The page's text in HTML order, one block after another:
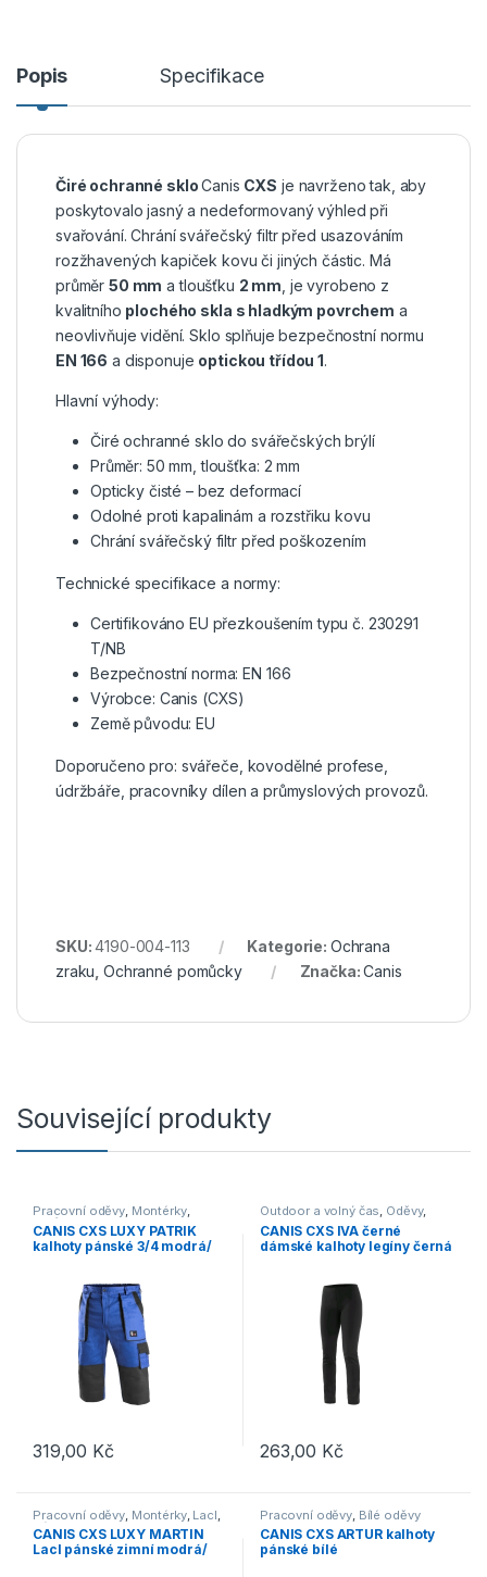
Popis Specifikace
Čiré ochranné skloCanis CXS je navrženo tak, aby
poskytovalo jasný a nedeformovaný výhled při
svařování. Chrání svářečský filtr před usazováním
rozžhavených kapiček kovu či jiných částic. Má
průměr50 mm a tloušťku 2 mm , je vyrobeno z
kvalitního plochého skla s hladkým povrchem a
neovlivňuje vidění. Sklo splňuje bezpečnostní normu
EN 166 a disponuje optickou třídou 1.
Hlavní výhody:
Čiré ochranné sklo do svářečských brýlí
Průměr: 50 mm, tloušťka: 2 mm
Opticky čisté – bez deformací
Odolné proti kapalinám a rozstřiku kovu
Chrání svářečský filtr před poškozením
Technické specifikace a normy:
Certifikováno EU přezkoušením typu č. 230291
T/NB
Bezpečnostní norma: EN 166
Výrobce: Canis (CXS)
Země původu: EU
Doporučeno pro: svářeče, kovodělné profese,
údržbáře, pracovníky dílen a průmyslových provozů.
SKU:4190-004-113 Kategorie: Ochrana
zraku ,Ochranné pomůcky Značka:Canis
Související produkty
Pracovní oděvy, Montérky,
Kraťasy
CANIS CXS LUXY PATRIK
kalhoty pánské 3/4 modrá/
319,00 Kč
Tento produkt má více variant. Možnosti lze vybrat na stránce
Outdoor a volný čas, Oděvy,
Kalhoty
CANIS CXS IVA černé
dámské kalhoty legíny černá
263,00 Kč
Tento produkt má více
Pracovní oděvy Montérky, Lacl
Výprodej
CANIS CXS LUXY MARTIN
Lacl pánské zimní modrá/
Pracovní oděvy Bílé oděvy
CANIS CXS ARTUR kalhoty
pánské bílé